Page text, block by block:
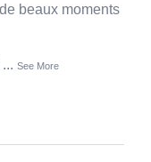
beaux moments
... See More